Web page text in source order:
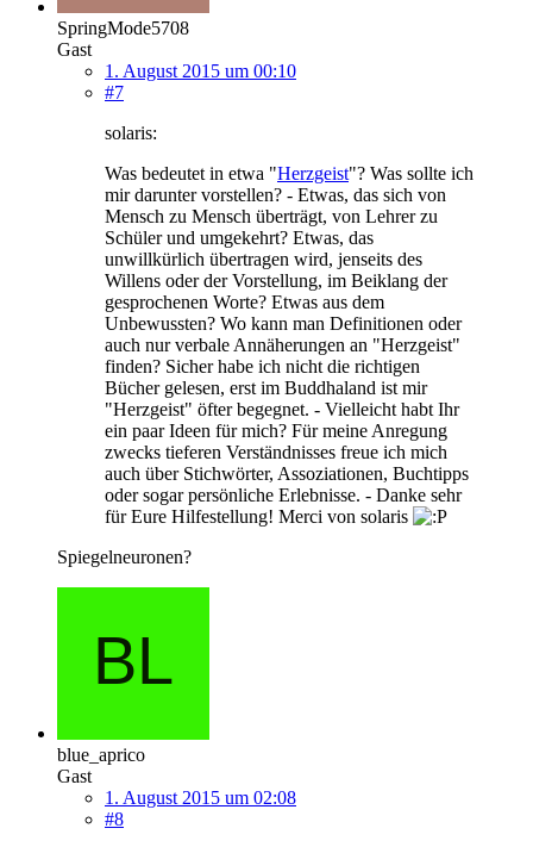
SpringMode5708
Gast
1. August 2015 um 00:10
#7
solaris:
Was bedeutet in etwa "Herzgeist"? Was sollte ich
mir darunter vorstellen? - Etwas, das sich von
Mensch zu Mensch überträgt, von Lehrer zu
Schüler und umgekehrt? Etwas, das
unwillkürlich übertragen wird, jenseits des
Willens oder der Vorstellung, im Beiklang der
gesprochenen Worte? Etwas aus dem
Unbewussten? Wo kann man Definitionen oder
auch nur verbale Annäherungen an "Herzgeist"
finden? Sicher habe ich nicht die richtigen
Bücher gelesen, erst im Buddhaland ist mir
"Herzgeist" öfter begegnet. - Vielleicht habt Ihr
ein paar Ideen für mich? Für meine Anregung
zwecks tieferen Verständnisses freue ich mich
auch über Stichwörter, Assoziationen, Buchtipps
oder sogar persönliche Erlebnisse. - Danke sehr
für Eure Hilfestellung! Merci von solaris
Spiegelneuronen?
blue_aprico
Gast
1. August 2015 um 02:08
#8